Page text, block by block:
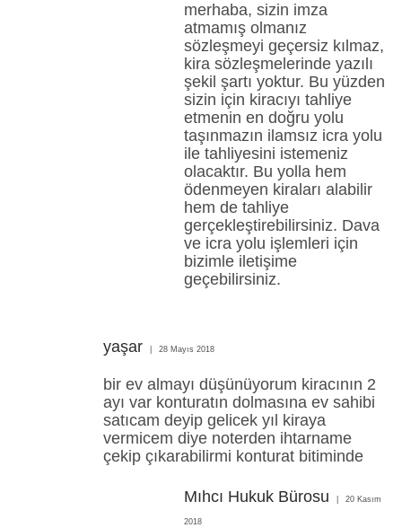
merhaba, sizin imza
atmamış olmanız
sözleşmeyi geçersiz kılmaz,
kira sözleşmelerinde yazılı
şekil şartı yoktur. Bu yüzden
sizin için kiracıyı tahliye
etmenin en doğru yolu
taşınmazın ilamsız icra yolu
ile tahliyesini istemeniz
olacaktır. Bu yolla hem
ödenmeyen kiraları alabilir
hem de tahliye
gerçekleştirebilirsiniz. Dava
ve icra yolu işlemleri için
bizimle iletişime
geçebilirsiniz.
yaşar 28 Mayıs 2018
bir ev almayı düşünüyorum kiracının 2
ayı var konturatın dolmasına ev sahibi
satıcam deyip gelicek yıl kiraya
vermicem diye noterden ihtarname
çekip çıkarabilirmi konturat bitiminde
Mıhcı Hukuk Bürosu 20 Kasım
2018